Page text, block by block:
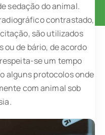
sedação do animal.
contrastado,
são utilizados
ou de bário, de acordo
se um tempo
alguns protocolos onde
com animal sob